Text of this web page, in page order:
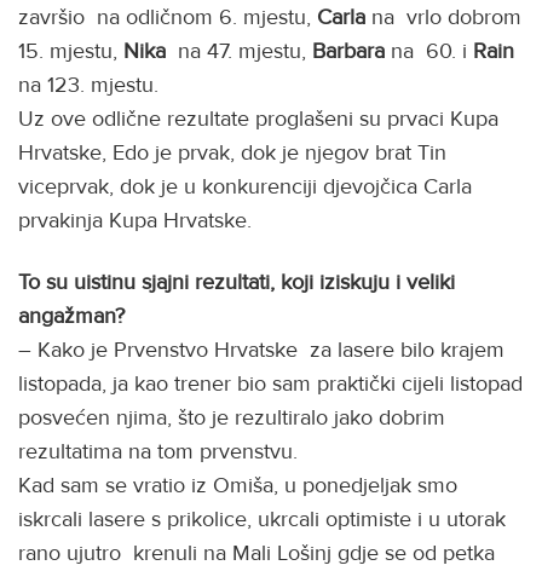
završio na odličnom 6. mjestu, Carla na vrlo dobrom
15. mjestu, Nika na 47. mjestu, Barbara na 60. i Rain
na 123. mjestu.
Uz ove odlične rezultate proglašeni su prvaci Kupa
Hrvatske, Edo je prvak, dok je njegov brat Tin
viceprvak, dok je u konkurenciji djevojčica Carla
prvakinja Kupa Hrvatske.
To su uistinu sjajni rezultati, koji iziskuju i veliki
angažman?
– Kako je Prvenstvo Hrvatske za lasere bilo krajem
listopada, ja kao trener bio sam praktički cijeli listopad
posvećen njima, što je rezultiralo jako dobrim
rezultatima na tom prvenstvu.
Kad sam se vratio iz Omiša, u ponedjeljak smo
iskrcali lasere s prikolice, ukrcali optimiste i u utorak
rano ujutro krenuli na Mali Lošinj gdje se od petka